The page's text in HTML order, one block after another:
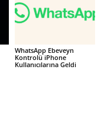
WhatsApp Ebeveyn
Kontrolü iPhone
Kullanıcılarına Geldi